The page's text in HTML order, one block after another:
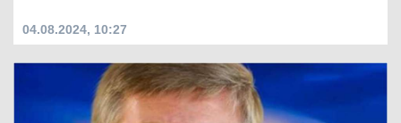
04.08.2024, 10:27